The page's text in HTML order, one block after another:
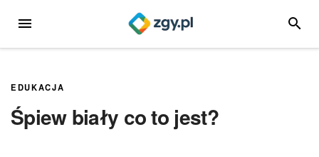
MENU
EDUKACJA
Śpiew biały co to jest?